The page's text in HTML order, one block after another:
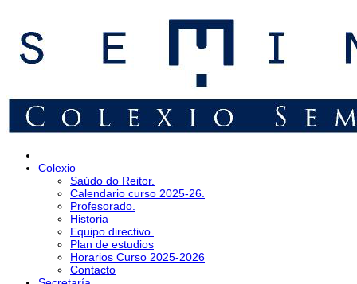
Colexio
Saúdo do Reitor.
Calendario curso 2025-26.
Profesorado.
Historia
Equipo directivo.
Plan de estudios
Horarios Curso 2025-2026
Contacto